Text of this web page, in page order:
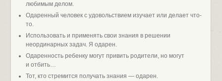
любимым делом.
Одаренный человек с удовольствием изучает или делает что-
то.
Использовать и применять свои знания в решении
неординарных задач. Я одарен.
Одаренность ребенку могут привить родители, но могут
и отбить…
Тот, кто стремится получать знания — одарен.